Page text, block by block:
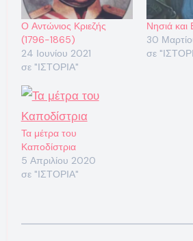
Ο Αντώνιος Κριεζής
(1796-1865)
24 Ιουνίου 2021
σε "ΙΣΤΟΡΙΑ"
Νησιά
30
σε
Τα μέτρα του
Καποδίστρια
5 Απριλίου 2020
σε "ΙΣΤΟΡΙΑ"